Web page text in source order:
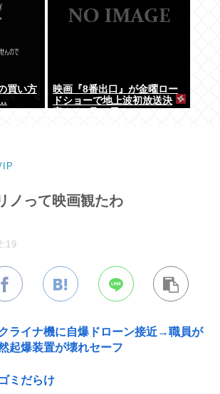
買い方
映画『8番出口』が金曜ロー
ドショーで地上波初放送決
ノって映画観たわ
ライナ機に自爆ドローン接近→職員が
起爆装置が壊れセーフ
ミだらけ